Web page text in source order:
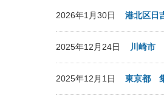
2026年1月30日 港北区日
2025年12月24日 川崎市
2025年12月1日 東京都